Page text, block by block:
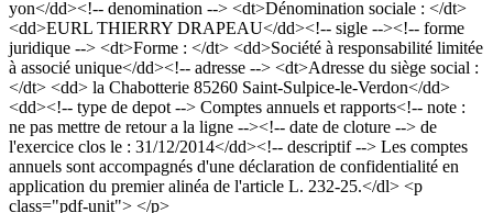
yon</dd><!-- denomination --> <dt>Dénomination sociale : </dt>
<dd>EURL THIERRY DRAPEAU</dd><!-- sigle --><!-- forme
juridique --> <dt>Forme : </dt> <dd>Société à responsabilité limitée
à associé unique</dd><!-- adresse --> <dt>Adresse du siège social :
</dt> <dd> la Chabotterie 85260 Saint-Sulpice-le-Verdon</dd>
<dd><!-- type de depot --> Comptes annuels et rapports<!-- note :
ne pas mettre de retour a la ligne --><!-- date de cloture --> de
l'exercice clos le : 31/12/2014</dd><!-- descriptif --> Les comptes
annuels sont accompagnés d'une déclaration de confidentialité en
application du premier alinéa de l'article L. 232-25.</dl> <p
class="pdf-unit"> </p>